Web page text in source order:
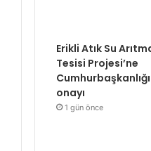
Erikli Atık Su
Tesisi Projesi’ne
Cumhurbaşkanlığı
onayı
1 gün önce